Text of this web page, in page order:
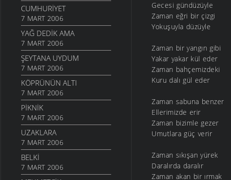
CUMHURIYET
7 MART 2006
YAĞ DEDIK AMA
7 MART 2006
ŞEYTANA UYDUM
7 MART 2006
KÖPRÜNÜN ALTI
7 MART 2006
PIKNIK
7 MART 2006
UZAKLARA
7 MART 2006
BELKI
7 MART 2006
Gecesi gündüzüyle
Zaman eğri bir çizgi
Yokuşuyla düzüyle
Zaman bir yangın gibi
Yakar yakar kül eder
Zaman bahçemizdeki
Kuru dalı gül eder
Zaman sabuna benzer
Ellerimizde erir
Zaman bizimle gezer
Umutlara güç verir
Zaman sıkışan yürek
Daralırda daralır
Zaman akan bir ırmak